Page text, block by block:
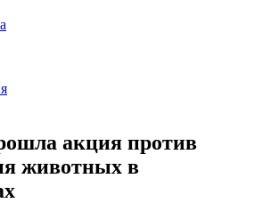
акция против
животных в